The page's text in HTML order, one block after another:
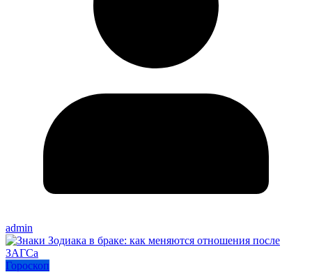
admin
Гороскоп